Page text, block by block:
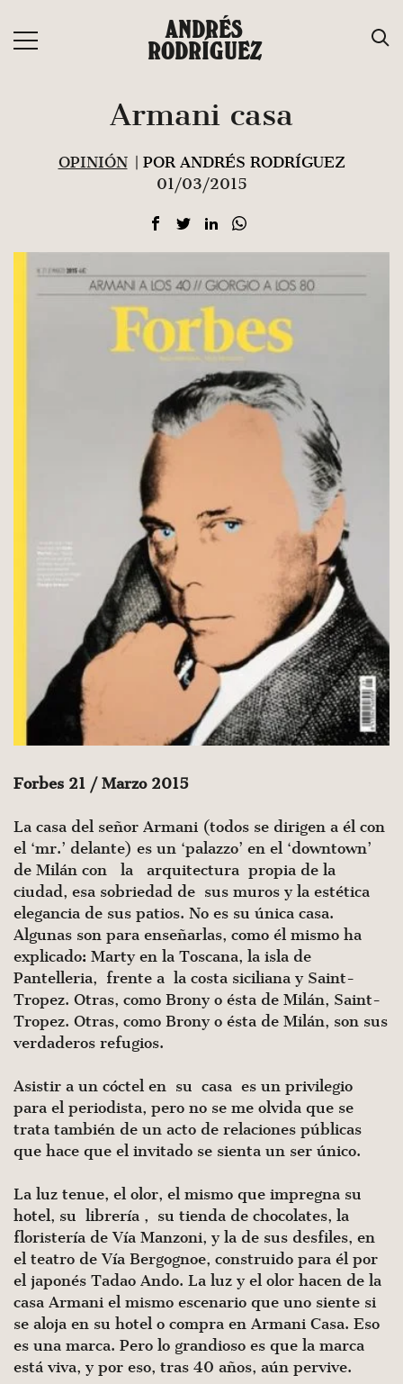
contenido
ANDRÉS
RODRÍGUEZ
Armani casa
OPINIÓN
| POR ANDRÉS RODRÍGUEZ
01/03/2015
Forbes 21 / Marzo 2015
La casa del señor Armani (todos se dirigen a él con
el ‘mr.’ delante) es un ‘palazzo’ en el ‘downtown’
de Milán con la arquitectura propia de la
ciudad, esa sobriedad de sus muros y la estética
elegancia de sus patios. No es su única casa.
Algunas son para enseñarlas, como él mismo ha
explicado: Marty en la Toscana, la isla de
Pantelleria, frente a la costa siciliana y Saint-
Tropez. Otras, como Brony o ésta de Milán, Saint-
Tropez. Otras, como Brony o ésta de Milán, son sus
verdaderos refugios.
Asistir a un cóctel en su casa es un privilegio
para el periodista, pero no se me olvida que se
trata también de un acto de relaciones públicas
que hace que el invitado se sienta un ser único.
La luz tenue, el olor, el mismo que impregna su
hotel, su librería , su tienda de chocolates, la
floristería de Vía Manzoni, y la de sus desfiles, en
el teatro de Vía Bergognoe, construido para él por
el japonés Tadao Ando. La luz y el olor hacen de la
casa Armani el mismo escenario que uno siente si
se aloja en su hotel o compra en Armani Casa. Eso
es una marca. Pero lo grandioso es que la marca
está viva, y por eso, tras 40 años, aún pervive.